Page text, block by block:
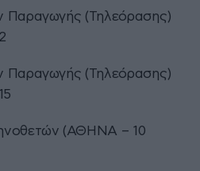
Παραγωγής (Τηλεόρασης)
Παραγωγής (Τηλεόρασης)
(ΑΘΗΝΑ – 10